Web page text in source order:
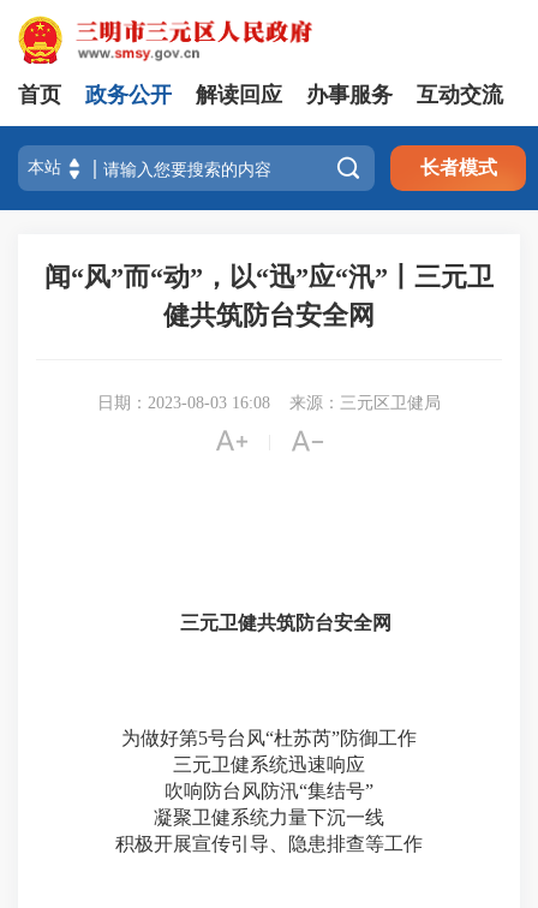
首页 政务公开 解读回应 办事服务 互动交流
 长者模式
闻“风”而“动”，以“迅”应“汛”丨三元卫
健共筑防台安全网
日期：2023-08-03 16:08 来源：三元区卫健局
 
三元卫健共筑防台安全网
为做好第5号台风“杜苏芮”防御工作
三元卫健系统迅速响应
吹响防台风防汛“集结号”
凝聚卫健系统力量下沉一线
积极开展宣传引导、隐患排查等工作